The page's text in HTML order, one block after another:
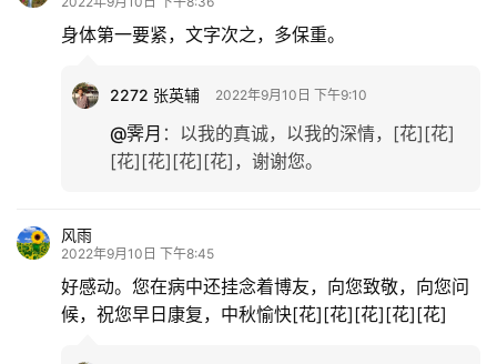
儿
更
身体第一要紧，文字次之，多保重。
2272 张英辅 2022年9月10日 下午9:10
@霁月 ： 以我的真诚，以我的深情，[花][花]
[花][花][花][花]，谢谢您。
风雨
2022年9月10日 下午8:45
好感动。您在病中还挂念着博友，向您致敬，向您问
候，祝您早日康复，中秋愉快[花][花][花][花][花]